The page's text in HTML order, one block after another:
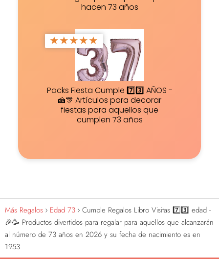
hacen 73 años
★★★★★
Packs Fiesta Cumple 7️⃣3️⃣ AÑOS -
🍰🎊 Artículos para decorar
fiestas para aquellos que
cumplen 73 años
Más Regalos Edad 73
Cumple Regalos Libro Visitas 7️⃣3️⃣ edad -
🎉🥳 Productos divertidos para regalar para aquellos que alcanzarán
al número de 73 años en 2026 y su fecha de nacimiento es en
1953